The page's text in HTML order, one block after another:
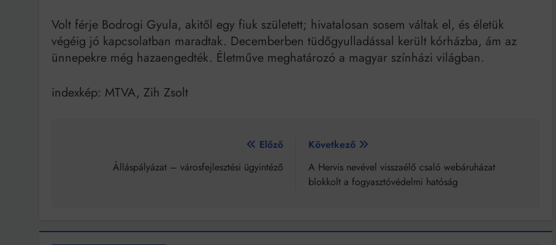
Volt férje Bodrogi Gyula, akitől egy fiuk született; hivatalosan sosem váltak el, és életük
végéig jó kapcsolatban maradtak. Decemberben tüdőgyulladással került kórházba, ám az
ünnepekre még hazaengedték. Életműve meghatározó a magyar színházi világban.
indexkép: MTVA, Zih Zsolt
navigáció
Előző
Álláspályázat – városfejlesztési ügyintéző
Következő
A Hervis nevével visszaélő csaló webáruházat
blokkolt a fogyasztóvédelmi hatóság